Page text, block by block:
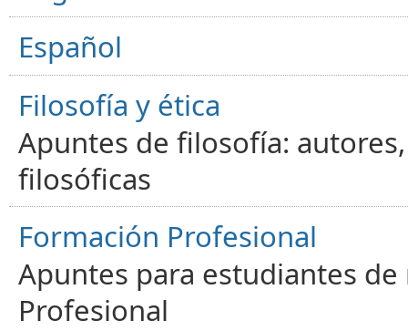
Español
Filosofía y ética
Apuntes de filosofía:
filosóficas
Formación Profesional
Apuntes para estudiantes
Profesional